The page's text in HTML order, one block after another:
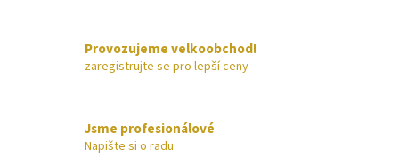
Provozujeme velkoobchod!
zaregistrujte se pro lepší ceny
Jsme profesionálové
Napište si o radu